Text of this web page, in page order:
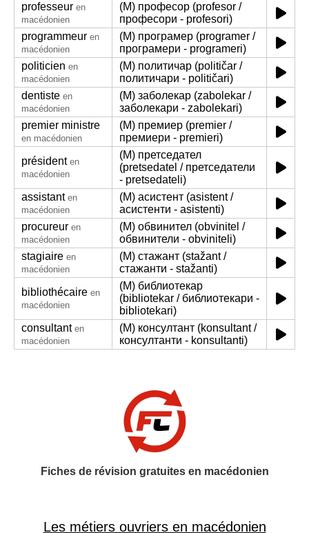
professeur en
macédonien
(M) професор (profesor /
професори - profesori)
programmeur en
macédonien
(M) програмер (programer /
програмери - programeri)
politicien en
macédonien
(M) политичар (političar /
политичари - političari)
dentiste en
macédonien
(M) заболекар (zabolekar /
заболекари - zabolekari)
premier ministre
en macédonien
(M) премиер (premier /
премиери - premieri)
président en
macédonien
(M) претседател
(pretsedatel / претседатели
- pretsedateli)
assistant en
macédonien
(M) асистент (asistent /
асистенти - asistenti)
procureur en
macédonien
(M) обвинител (obvinitel /
обвинители - obviniteli)
stagiaire en
macédonien
(M) стажант (stažant /
стажанти - stažanti)
bibliothécaire en
macédonien
(M) библиотекар
(bibliotekar / библиотекари -
bibliotekari)
consultant en
macédonien
(M) консултант (konsultant /
консултанти - konsultanti)
Fiches de révision gratuites en macédonien
Les métiers ouvriers en macédonien